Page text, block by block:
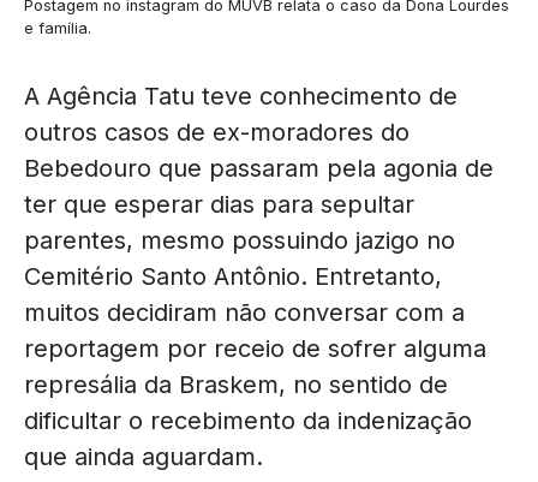
Postagem no instagram do MUVB relata o caso da Dona Lourdes
e família.
A Agência Tatu teve conhecimento de
outros casos de ex-moradores do
Bebedouro que passaram pela agonia de
ter que esperar dias para sepultar
parentes, mesmo possuindo jazigo no
Cemitério Santo Antônio. Entretanto,
muitos decidiram não conversar com a
reportagem por receio de sofrer alguma
represália da Braskem, no sentido de
dificultar o recebimento da indenização
que ainda aguardam.